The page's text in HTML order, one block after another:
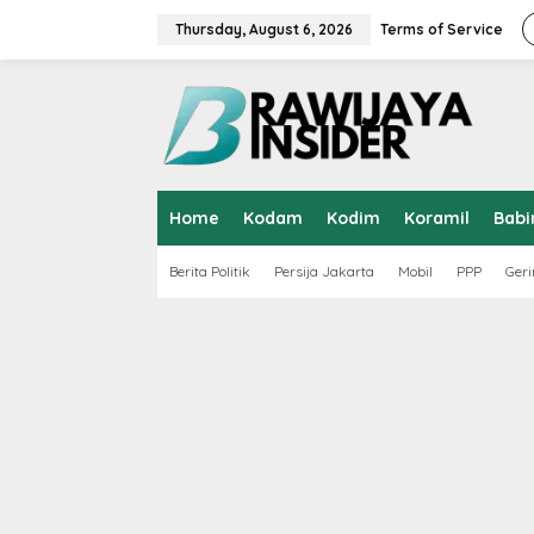
Thursday, August 6, 2026 Terms of Service
Home Kodam Kodim Koramil
Berita Politik Persija Jakarta Mobil PPP